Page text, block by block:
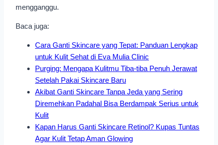
mengganggu.
Baca juga:
Cara Ganti Skincare yang Tepat: Panduan Lengkap
untuk Kulit Sehat di Eva Mulia Clinic
Purging: Mengapa Kulitmu Tiba-tiba Penuh Jerawat
Setelah Pakai Skincare Baru
Akibat Ganti Skincare Tanpa Jeda yang Sering
Diremehkan Padahal Bisa Berdampak Serius untuk
Kulit
Kapan Harus Ganti Skincare Retinol? Kupas Tuntas
Agar Kulit Tetap Aman Glowing